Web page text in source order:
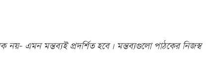
এমন মন্তব্যই প্রদর্শিত হবে। মন্তব্যগুলো পাঠকের নিজস্ব